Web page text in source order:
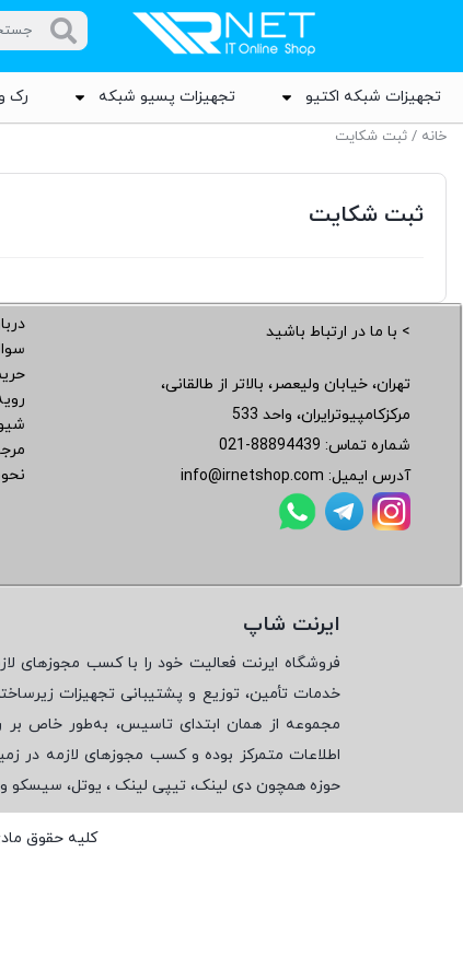
تجهیزات شبکه اکتیو تجهیزات پسیو شبکه رک
خانه / ثبت شکایت
ثبت شکایت
> با ما در ارتباط باشید
تهران، خیابان ولیعصر، بالاتر از طالقانی،
مرکزکامپیوترایران، واحد 533
شماره تماس: 021-88894439
آدرس ایمیل: info@irnetshop.com
ایرنت شاپ
فروشگاه ایرنت فعالیت خود را با کسب مجوزهای
خدمات تأمین، توزیع و پشتیبانی تجهیزات
مجموعه از همان ابتدای تاسیس، به‌طور خاص بر
اطلاعات متمرکز بوده و کسب مجوزهای لازمه در
حوزه همچون دی لینک، تیپی لینک ، یوتل، سیسکو
کلیه حقوق